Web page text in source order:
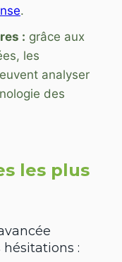
.
: grâce aux
les
analyser
des
les plus
: